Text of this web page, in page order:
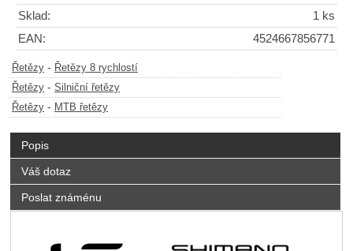
Sklad:
1 ks
EAN:
4524667856771
Řetězy - Řetězy 8 rychlostí
Řetězy - Silniční řetězy
Řetězy - MTB řetězy
Popis
Váš dotaz
Poslat známénu